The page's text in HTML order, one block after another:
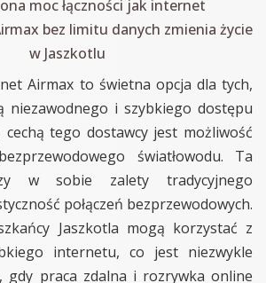
moc łączności jak internet
bez limitu danych zmienia życie
w Jaszkotlu
Airmax to świetna opcja dla tych,
niezawodnego i szybkiego dostępu
cechą tego dostawcy jest możliwość
światłowodu. Ta
w sobie zalety tradycyjnego
połączeń bezprzewodowych.
Jaszkotla mogą korzystać z
internetu, co jest niezwykle
gdy praca zdalna i rozrywka online